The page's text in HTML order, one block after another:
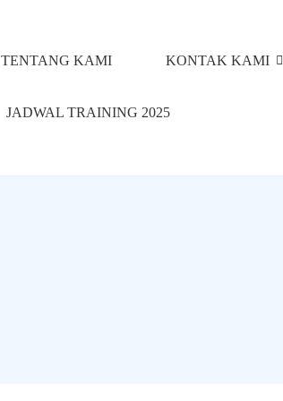
TENTANG KAMI KONTAK KAMI
JADWAL TRAINING 2025